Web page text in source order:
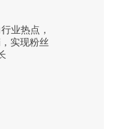
业热点，
实现粉丝